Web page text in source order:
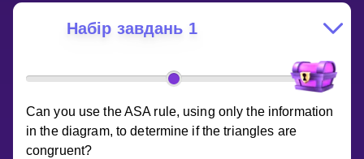
Набір завдань 1
Can you use the ASA rule, using only the information
in the diagram, to determine if the triangles are
congruent?